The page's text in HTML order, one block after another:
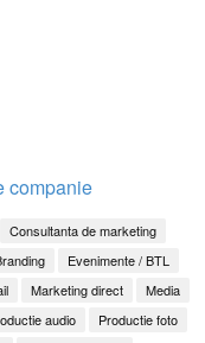
companie
Consultanta de marketing
Evenimente / BTL
Marketing direct
Media
audio
Productie foto